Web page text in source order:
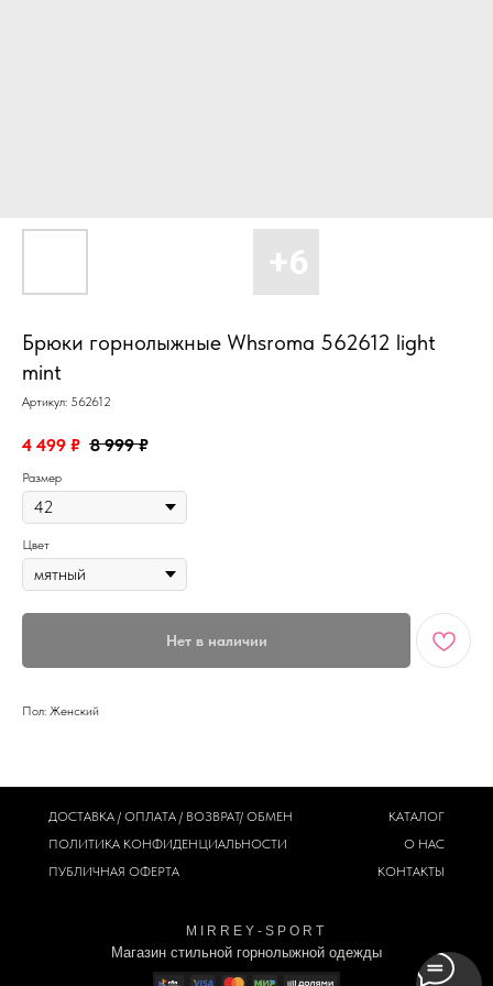
Брюки горнолыжные Whsroma 562612 light
mint
Артикул: 562612
4 499 ₽ 8 999 ₽
Размер
Цвет
Нет в наличии
Пол: Женский
M I R R E Y - S P O R T
Магазин стильной горнолыжной одежды
ДОСТАВКА / ОПЛАТА / ВОЗВРАТ/ ОБМЕН
ПОЛИТИКА КОНФИДЕНЦИАЛЬНОСТИ
ПУБЛИЧНАЯ ОФЕРТА
КАТАЛОГ
О НАС
КОНТАКТЫ